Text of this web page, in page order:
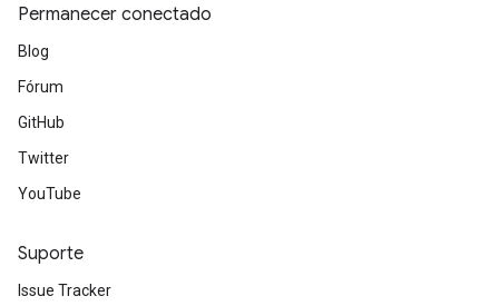
Permanecer conectado
Blog
Fórum
GitHub
Twitter
YouTube
Suporte
Issue Tracker